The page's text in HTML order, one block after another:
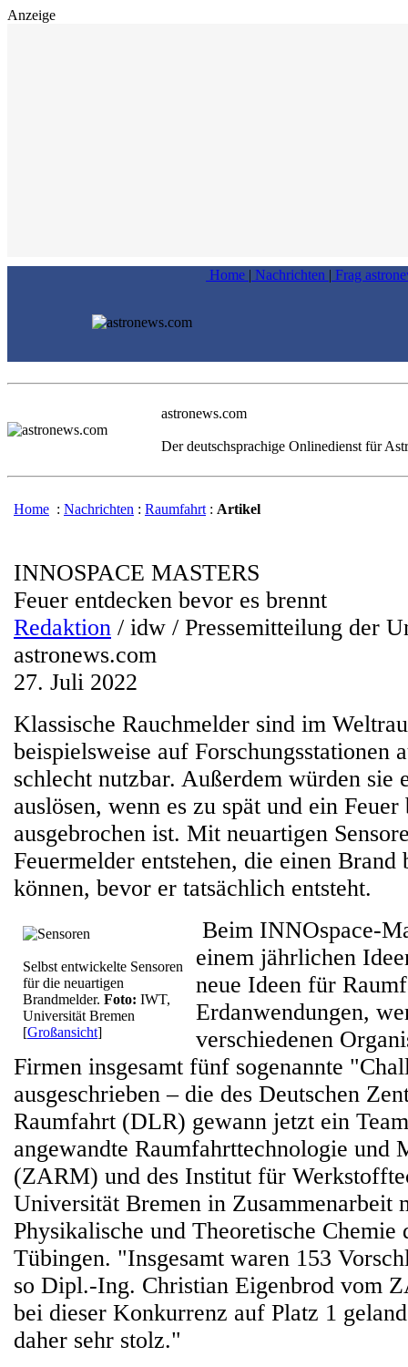
Anzeige
Home | Nachrichten | Frag
astronews.com
Der deutschsprachige Onlinedienst für
Home : Nachrichten : Raumfahrt : Artikel
INNOSPACE MASTERS
Feuer entdecken bevor es brennt
Redaktion / idw / Pressemitteilung der
astronews.com
27. Juli 2022
Klassische Rauchmelder sind im
beispielsweise auf Forschungsstationen
schlecht nutzbar. Außerdem würden sie
auslösen, wenn es zu spät und ein Feuer
ausgebrochen ist. Mit neuartigen
Feuermelder entstehen, die einen Brand
können, bevor er tatsächlich entsteht.
Selbst entwickelte Sensoren
für die neuartigen
Brandmelder. Foto: IWT,
Universität Bremen
[Großansicht]
Beim INNOspace-
einem jährlichen
neue Ideen für
Erdanwendungen,
verschiedenen
Firmen insgesamt fünf sogenannte
ausgeschrieben – die des Deutschen
Raumfahrt (DLR) gewann jetzt ein
angewandte Raumfahrttechnologie und
(ZARM) und des Institut für
Universität Bremen in Zusammenarbeit
Physikalische und Theoretische Chemie
Tübingen. "Insgesamt waren 153
so Dipl.-Ing. Christian Eigenbrod vom
bei dieser Konkurrenz auf Platz 1
daher sehr stolz."